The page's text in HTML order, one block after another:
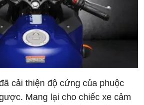
cải thiện độ cứng của phuộc
Mang lại cho chiếc xe cảm